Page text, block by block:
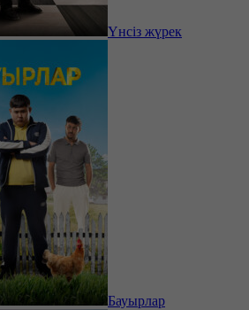
Үнсіз жүрек
Бауырлар